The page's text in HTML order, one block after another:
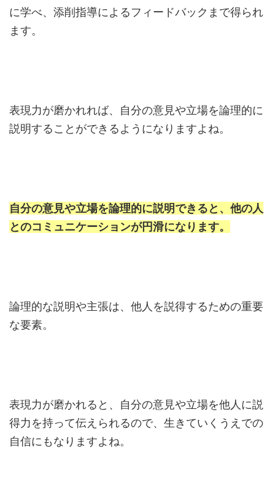
に学べ、添削指導によるフィードバックまで得られ
ます。
表現力が磨かれれば、自分の意見や立場を論理的に
説明することができるようになりますよね。
自分の意見や立場を論理的に説明できると、他の人
とのコミュニケーションが円滑になります。
論理的な説明や主張は、他人を説得するための重要
な要素。
表現力が磨かれると、自分の意見や立場を他人に説
得力を持って伝えられるので、生きていくうえでの
自信にもなりますよね。